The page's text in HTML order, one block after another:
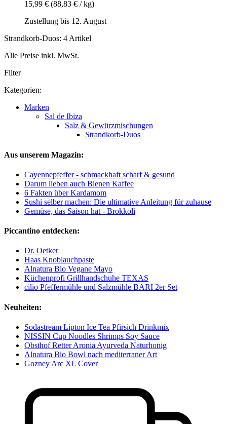
15,99 € (88,83 € / kg)
Zustellung bis 12. August
Strandkorb-Duos: 4 Artikel
Alle Preise inkl. MwSt.
Filter
Kategorien:
Marken
Sal de Ibiza
Salz & Gewürzmischungen
Strandkorb-Duos
Aus unserem Magazin:
Cayennepfeffer - schmackhaft scharf & gesund
Darum lieben auch Bienen Kaffee
6 Fakten über Kardamom
Sushi selber machen: Die ultimative Anleitung für zuhause
Gemüse, das Saison hat - Brokkoli
Piccantino entdecken:
Dr. Oetker
Haas Knoblauchpaste
Alnatura Bio Vegane Mayo
Küchenprofi Grillhandschuhe TEXAS
cilio Pfeffermühle und Salzmühle BARI 2er Set
Neuheiten:
Sodastream Lipton Ice Tea Pfirsich Drinkmix
NISSIN Cup Noodles Shrimps Soy Sauce
Obsthof Retter Aronia Ayurveda Naturhonig
Alnatura Bio Bowl nach mediterraner Art
Gozney Arc XL Cover